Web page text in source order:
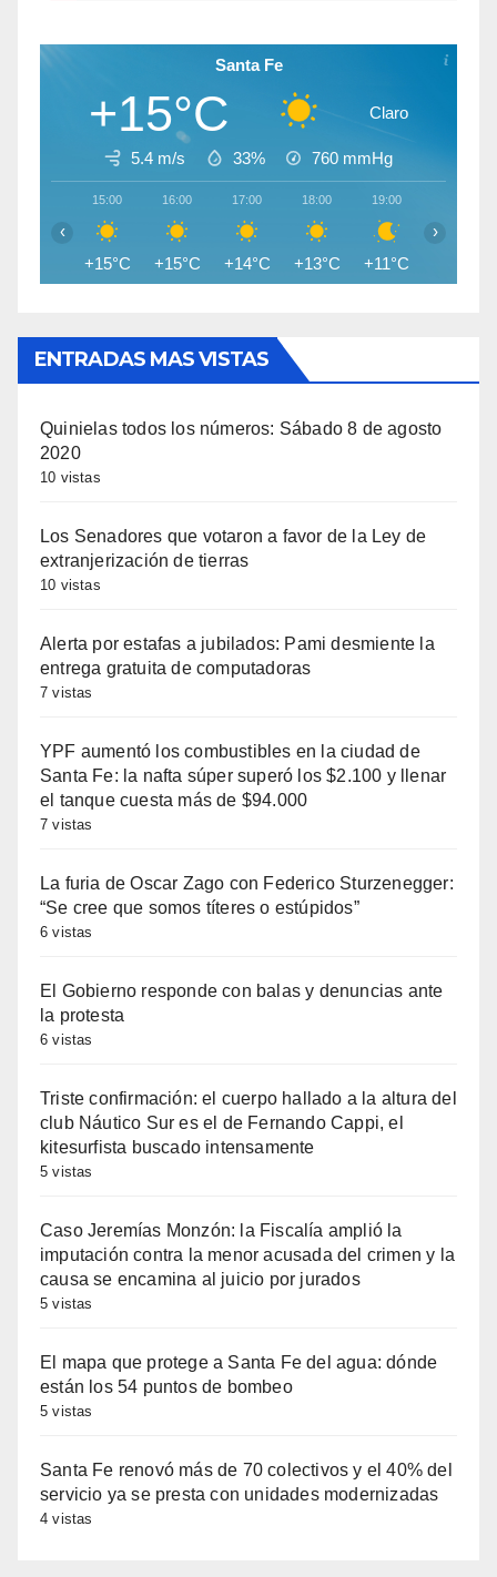
Santa Fe
+15°C Claro
5.4 m/s 33% 760 mmHg
15:00
+15°C
16:00
+15°C
17:00
+14°C
18:00
+13°C
19:00
+11°C
‹ ›
ENTRADAS MAS VISTAS
Quinielas todos los números: Sábado 8 de agosto
2020
10 vistas
Los Senadores que votaron a favor de la Ley de
extranjerización de tierras
10 vistas
Alerta por estafas a jubilados: Pami desmiente la
entrega gratuita de computadoras
7 vistas
YPF aumentó los combustibles en la ciudad de
Santa Fe: la nafta súper superó los $2.100 y llenar
el tanque cuesta más de $94.000
7 vistas
La furia de Oscar Zago con Federico Sturzenegger:
“Se cree que somos títeres o estúpidos”
6 vistas
El Gobierno responde con balas y denuncias ante
la protesta
6 vistas
Triste confirmación: el cuerpo hallado a la altura del
club Náutico Sur es el de Fernando Cappi, el
kitesurfista buscado intensamente
5 vistas
Caso Jeremías Monzón: la Fiscalía amplió la
imputación contra la menor acusada del crimen y la
causa se encamina al juicio por jurados
5 vistas
El mapa que protege a Santa Fe del agua: dónde
están los 54 puntos de bombeo
5 vistas
Santa Fe renovó más de 70 colectivos y el 40% del
servicio ya se presta con unidades modernizadas
4 vistas